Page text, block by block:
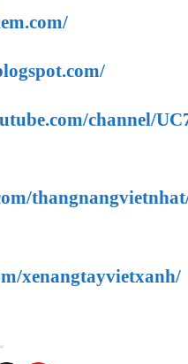
channel/
xenangtayvietxanh/